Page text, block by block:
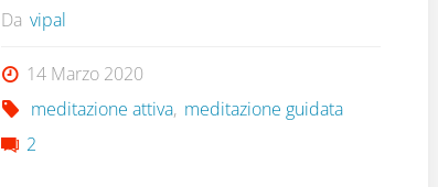
Da vipal
14 Marzo 2020
meditazione attiva, meditazione guidata
2